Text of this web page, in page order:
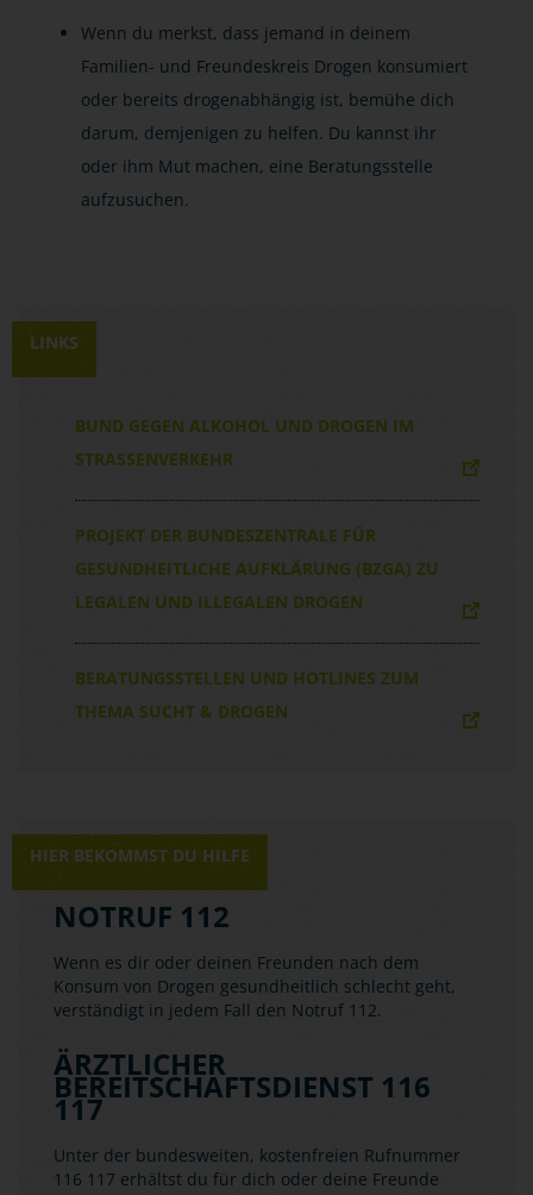
Wenn du merkst, dass jemand in deinem
Familien- und Freundeskreis Drogen konsumiert
oder bereits drogenabhängig ist, bemühe dich
darum, demjenigen zu helfen. Du kannst ihr
oder ihm Mut machen, eine Beratungsstelle
aufzusuchen.
LINKS
BUND GEGEN ALKOHOL UND DROGEN IM
STRASSENVERKEHR
PROJEKT DER BUNDESZENTRALE FÜR
GESUNDHEITLICHE AUFKLÄRUNG (BZGA) ZU
LEGALEN UND ILLEGALEN DROGEN
BERATUNGSSTELLEN UND HOTLINES ZUM
THEMA SUCHT & DROGEN
HIER BEKOMMST DU HILFE
NOTRUF 112
Wenn es dir oder deinen Freunden nach dem
Konsum von Drogen gesundheitlich schlecht geht,
verständigt in jedem Fall den Notruf 112.
ÄRZTLICHER
BEREITSCHAFTSDIENST 116
117
Unter der bundesweiten, kostenfreien Rufnummer
116 117 erhältst du für dich oder deine Freunde